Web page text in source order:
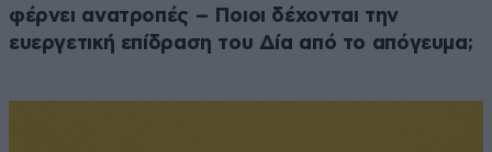
φέρνει ανατροπές – Ποιοι δέχονται την
ευεργετική επίδραση του Δία από το απόγευμα;